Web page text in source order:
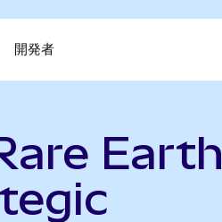
開発者
Earth